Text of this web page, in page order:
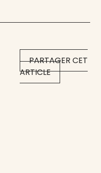
PARTAGER CET
ARTICLE